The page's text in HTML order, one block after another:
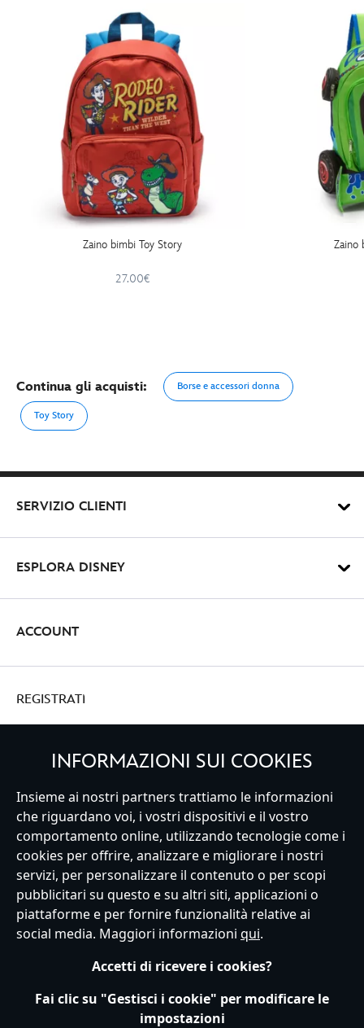
Zaino bimbi Toy Story
27.00€
Zaino
Continua gli acquisti: Borse e accessori donna
Toy Story
SERVIZIO CLIENTI
ESPLORA DISNEY
ACCOUNT
REGISTRATI
Italy
Servizio Clienti Termini d'Uso Trova Negozio
Mappa del Sito
Normativa Europea sul trattamento dei dati personali
Informativa sulla privacy
Politica dei Cookie
Informativa sulla privacy UE
Termini e Condizioni generali
Gestisci le impostazioni dei Cookies
s172 Statements
INFORMAZIONI SUI COOKIES
Insieme ai nostri partners trattiamo le informazioni
che riguardano voi, i vostri dispositivi e il vostro
comportamento online, utilizzando tecnologie come i
cookies per offrire, analizzare e migliorare i nostri
servizi, per personalizzare il contenuto o per scopi
pubblicitari su questo e su altri siti, applicazioni o
piattaforme e per fornire funzionalità relative ai
social media. Maggiori informazioni qui.
Accetti di ricevere i cookies?
Fai clic su "Gestisci i cookie" per modificare le
impostazioni